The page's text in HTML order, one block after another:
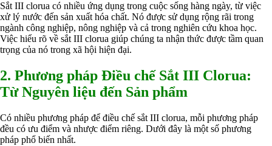
Ngành In Ấn Bao Bì
Ngành Gốm Sứ
Ngành Gỗ
Ngành Mỹ Phẩm
Ngành Hóa Dầu
Liên hệ
Tuyển dụng
Sắt III clorua có nhiều ứng dụng trong cuộc sống hàng ngày, từ việc
xử lý nước đến sản xuất hóa chất. Nó được sử dụng rộng rãi trong
ngành công nghiệp, nông nghiệp và cả trong nghiên cứu khoa học.
Việc hiểu rõ về sắt III clorua giúp chúng ta nhận thức được tầm quan
trọng của nó trong xã hội hiện đại.
2. Phương pháp Điều chế Sắt III Clorua:
Từ Nguyên liệu đến Sản phẩm
Có nhiều phương pháp để điều chế sắt III clorua, mỗi phương pháp
đều có ưu điểm và nhược điểm riêng. Dưới đây là một số phương
pháp phổ biến nhất.